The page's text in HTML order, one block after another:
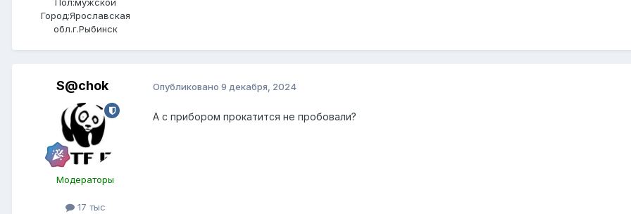
Город:Ярославская
обл.г.Рыбинск
S@chok
Модераторы
17 тыс
Опубликовано 9 декабря, 2024
А с прибором прокатится не пробовали?